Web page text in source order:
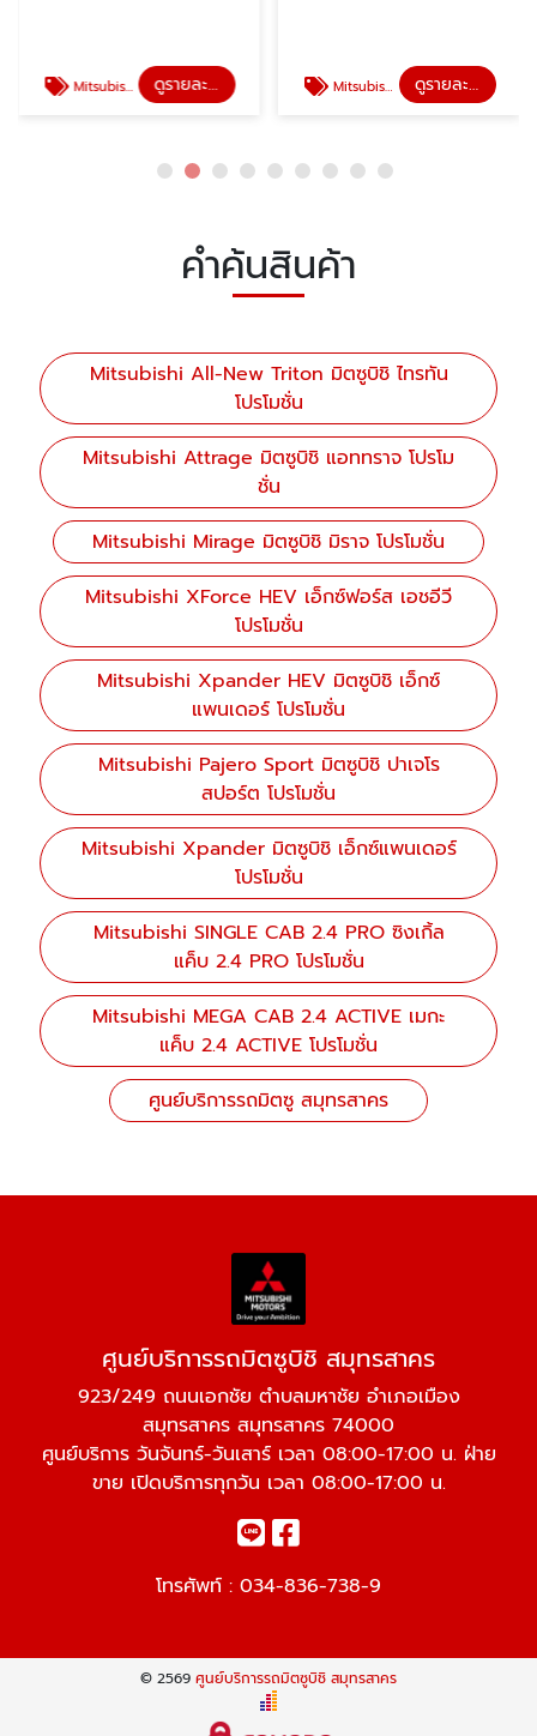
Mitsubishi Mirage มิตซูบิชิ มิราจ โปรโมชั่น ดูรายละเอียด Mitsubishi XForce HEV เอ็กซ์ฟอร์ส เอชอีวี โปรโมชั่น ดูรายละเอียด
คำค้นสินค้า
Mitsubishi All-New Triton มิตซูบิชิ ไทรทัน
โปรโมชั่น
Mitsubishi Attrage มิตซูบิชิ แอททราจ โปรโม
ชั่น
Mitsubishi Mirage มิตซูบิชิ มิราจ โปรโมชั่น
Mitsubishi XForce HEV เอ็กซ์ฟอร์ส เอชอีวี
โปรโมชั่น
Mitsubishi Xpander HEV มิตซูบิชิ เอ็กซ์
แพนเดอร์ โปรโมชั่น
Mitsubishi Pajero Sport มิตซูบิชิ ปาเจโร
สปอร์ต โปรโมชั่น
Mitsubishi Xpander มิตซูบิชิ เอ็กซ์แพนเดอร์
โปรโมชั่น
Mitsubishi SINGLE CAB 2.4 PRO ซิงเกิ้ล
แค็บ 2.4 PRO โปรโมชั่น
Mitsubishi MEGA CAB 2.4 ACTIVE เมกะ
แค็บ 2.4 ACTIVE โปรโมชั่น
ศูนย์บริการรถมิตซู สมุทรสาคร
ศูนย์บริการรถมิตซูบิชิ สมุทรสาคร
923/249 ถนนเอกชัย ตำบลมหาชัย อำเภอเมือง
สมุทรสาคร สมุทรสาคร 74000
ศูนย์บริการ วันจันทร์-วันเสาร์ เวลา 08:00-17:00 น. ฝ่าย
ขาย เปิดบริการทุกวัน เวลา 08:00-17:00 น.
โทรศัพท์ : 034-836-738-9
© 2569 ศูนย์บริการรถมิตซูบิชิ สมุทรสาคร